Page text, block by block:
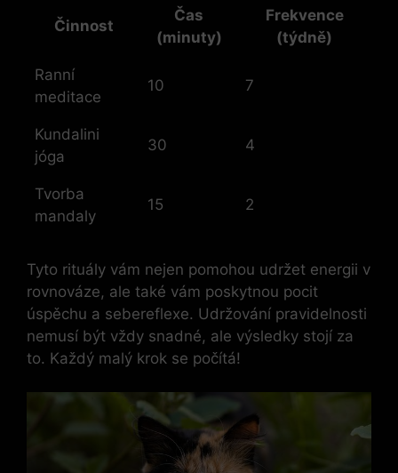
Činnost
Čas
(minuty)
Frekvence
(týdně)
Ranní
meditace
10 7
Kundalini
jóga
30 4
Tvorba
mandaly
15 2
Tyto rituály vám nejen pomohou udržet energii v
rovnováze, ale také vám poskytnou pocit
úspěchu a sebereflexe. Udržování pravidelnosti
nemusí být vždy snadné, ale výsledky stojí za
to. Každý malý krok se počítá!